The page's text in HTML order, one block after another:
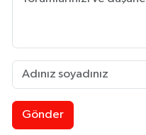
Gönder